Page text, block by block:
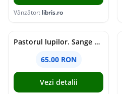
Vânzător: libris.ro
Pastorul lupilor. Sange de varcolac - Larisa Toader
65.00 RON
Vezi detalii